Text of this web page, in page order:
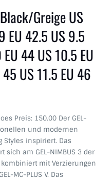
Greige US
EU 42.5 US 9.5
44 US 10.5 EU
US 11.5 EU 46
Preis: 150.00 Der GEL-
und modernen
Styles inspiriert.​ Das
sich am GEL-NIMBUS 3 der
mit Verzierungen
MC-PLUS V.​ Das